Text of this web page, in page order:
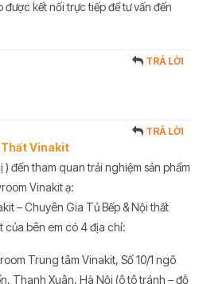
được kết nối trực tiếp để tư vấn đến
TRẢ LỜI
Thất Vinakit
TRẢ LỜI
) đến tham quan trải nghiệm sản phẩm
Vinakit ạ:
– Chuyên Gia Tủ Bếp & Nội thất
của bên em có 4 địa chỉ:
Trung tâm Vinakit, Số 10/1 ngõ
Thanh Xuân, Hà Nội (ô tô tránh – đỗ